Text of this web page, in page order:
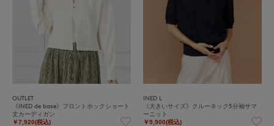
OUTLET
《INED de base》フロントホックショート
丈カーディガン
￥7,920(税込)
INED L
《大きいサイズ》クルーネック5分袖サマ
ーニット
￥9,900(税込)